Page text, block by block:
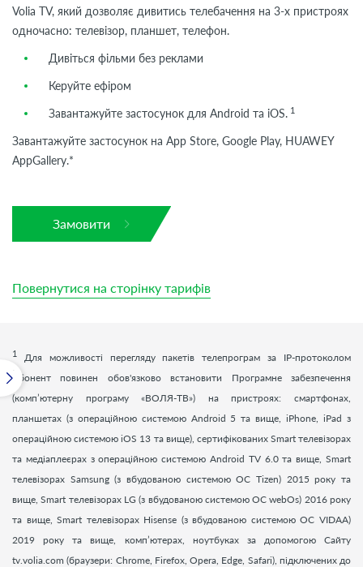
Volia TV, який дозволяє дивитись телебачення на 3-х пристроях
одночасно: телевізор, планшет, телефон.
Дивіться фільми без реклами
Керуйте ефіром
Завантажуйте застосунок для Android та iOS. 1
Завантажуйте застосунок на App Store, Google Play, HUAWEY
AppGallery.*
Замовити
Повернутися на сторінку тарифів
1
Для можливості перегляду пакетів телепрограм за ІР-протоколом
Абонент повинен обов'язково встановити Програмне забезпечення
(комп’ютерну програму «ВОЛЯ-ТВ») на пристроях: смартфонах,
планшетах (з операційною системою Android 5 та вище, iPhone, iPad з
операційною системою iOS 13 та вище), сертифікованих Smart телевізорах
та медіаплеєрах з операційною системою Android TV 6.0 та вище, Smart
телевізорах Samsung (з вбудованою системою ОС Tizen) 2015 року та
вище, Smart телевізорах LG (з вбудованою системою ОС webOs) 2016 року
та вище, Smart телевізорах Hisense (з вбудованою системою ОС VIDAA)
2019 року та вище, комп’ютерах, ноутбуках за допомогою Сайту
tv.volia.com (браузери: Chrome, Firefox, Opera, Edge, Safari), підключених до